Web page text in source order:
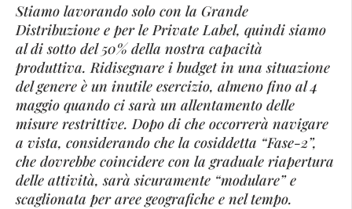
Stiamo lavorando solo con la Grande
Distribuzione e per le Private Label, quindi siamo
al di sotto del 50% della nostra capacità
produttiva. Ridisegnare i budget in una situazione
del genere è un inutile esercizio, almeno fino al 4
maggio quando ci sarà un allentamento delle
misure restrittive. Dopo di che occorrerà navigare
a vista, considerando che la cosiddetta “Fase-2”,
che dovrebbe coincidere con la graduale riapertura
delle attività, sarà sicuramente “modulare” e
scaglionata per aree geografiche e nel tempo.